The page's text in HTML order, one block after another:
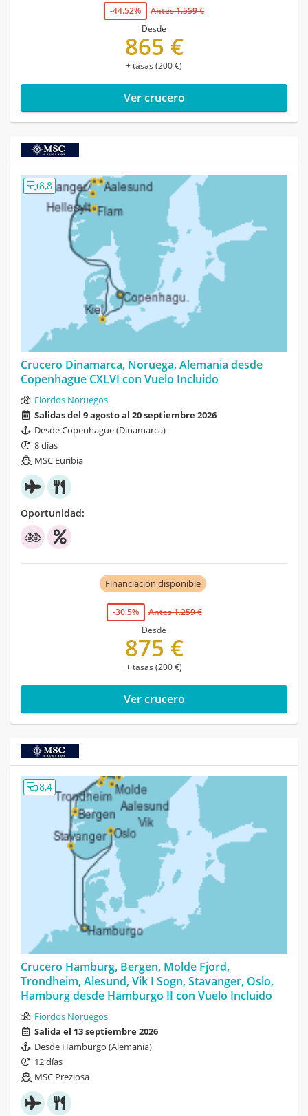
-44.52%
Antes 1.559 €
Desde
865 €
+ tasas (200 €)
Ver crucero
8,8
Crucero Dinamarca, Noruega, Alemania desde
Copenhague CXLVI con Vuelo Incluido
Fiordos Noruegos
Salidas del 9 agosto al 20 septiembre 2026
Desde Copenhague (Dinamarca)
8 días
MSC Euribia
Oportunidad:
Financiación disponible
-30.5%
Antes 1.259 €
Desde
875 €
+ tasas (200 €)
Ver crucero
8,4
Crucero Hamburg, Bergen, Molde Fjord,
Trondheim, Alesund, Vik I Sogn, Stavanger, Oslo,
Hamburg desde Hamburgo II con Vuelo Incluido
Fiordos Noruegos
Salida el 13 septiembre 2026
Desde Hamburgo (Alemania)
12 días
MSC Preziosa